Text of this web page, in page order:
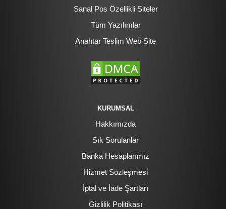
Sanal Pos Özellikli Siteler
Tüm Yazılımlar
Anahtar Teslim Web Site
KURUMSAL
Hakkımızda
Sık Sorulanlar
Banka Hesaplarımız
Hizmet Sözleşmesi
İptal ve İade Şartları
Gizlilik Politikası